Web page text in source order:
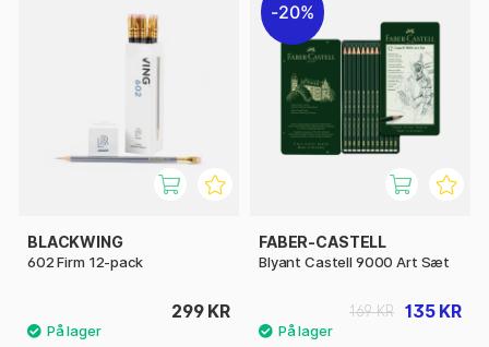
BLACKWING
602 Firm 12-pack
299 KR
20%
FABER-CASTELL
Blyant Castell 9000 Art Sæt
135 KR
169 KR